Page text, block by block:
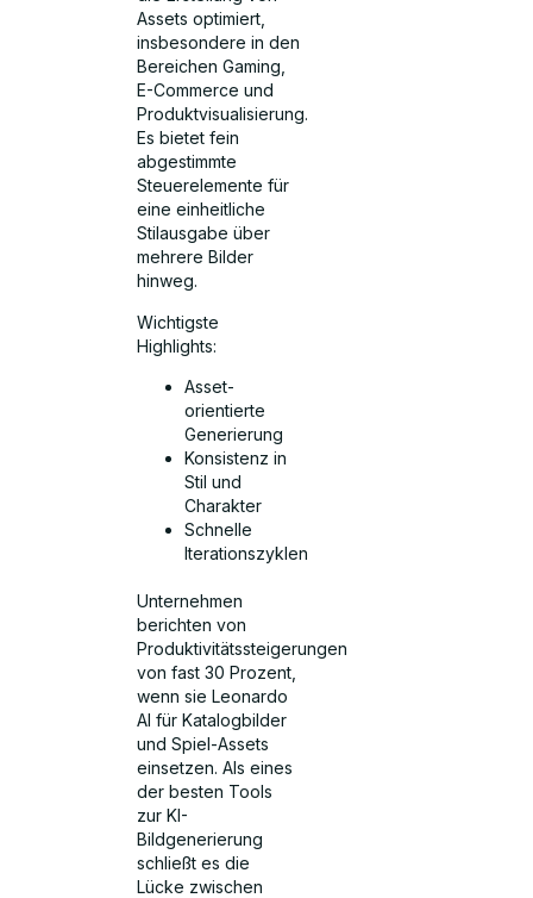
Assets optimiert,
insbesondere in den
Bereichen Gaming,
E-Commerce und
Produktvisualisierung.
Es bietet fein
abgestimmte
Steuerelemente für
eine einheitliche
Stilausgabe über
mehrere Bilder
hinweg.
Wichtigste
Highlights:
Asset-
orientierte
Generierung
Konsistenz in
Stil und
Charakter
Schnelle
Iterationszyklen
Unternehmen
berichten von
Produktivitätssteigerungen
von fast 30 Prozent,
wenn sie Leonardo
AI für Katalogbilder
und Spiel-Assets
einsetzen. Als eines
der besten Tools
zur KI-
Bildgenerierung
schließt es die
Lücke zwischen